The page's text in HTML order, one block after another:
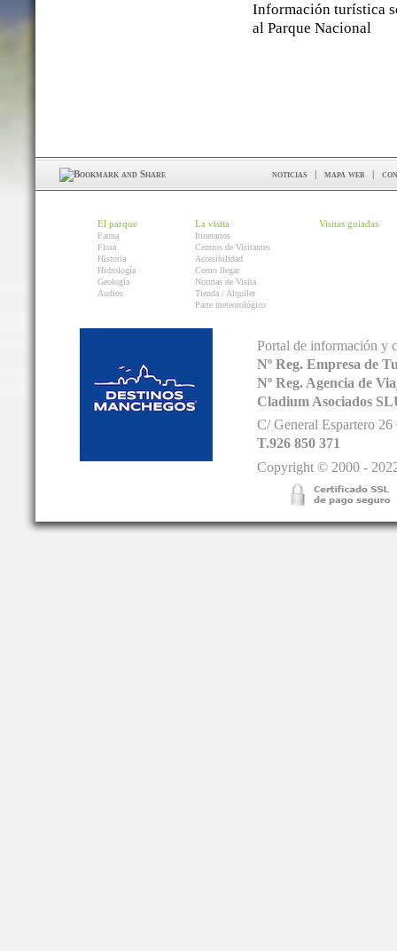
Información turística
al Parque Nacional
noticias | mapa web |
El parque
Fauna
Flora
Historia
Hidrología
Geología
Audios
La visita
Itinerarios
Centros de Visitantes
Accesibilidad
Como llegar
Normas de Visita
Tienda / Alquiler
Parte meteorológico
Visitas guiadas
Portal de información y
Nº Reg. Empresa de
Nº Reg. Agencia de
Cladium Asociados
C/ General Espartero
T.926 850 371
Copyright © 2000 -